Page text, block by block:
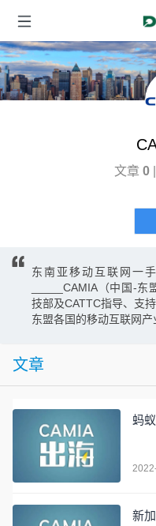
文章 0
东南亚移动互联网一
_____CAMIA（中国-
技部及CATTC指导、支
东盟各国的移动互联网产
文章
蚂
新